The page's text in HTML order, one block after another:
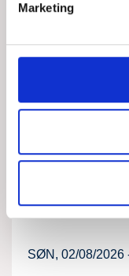
Marketing
MINDRE
SØN, 02/08/2026